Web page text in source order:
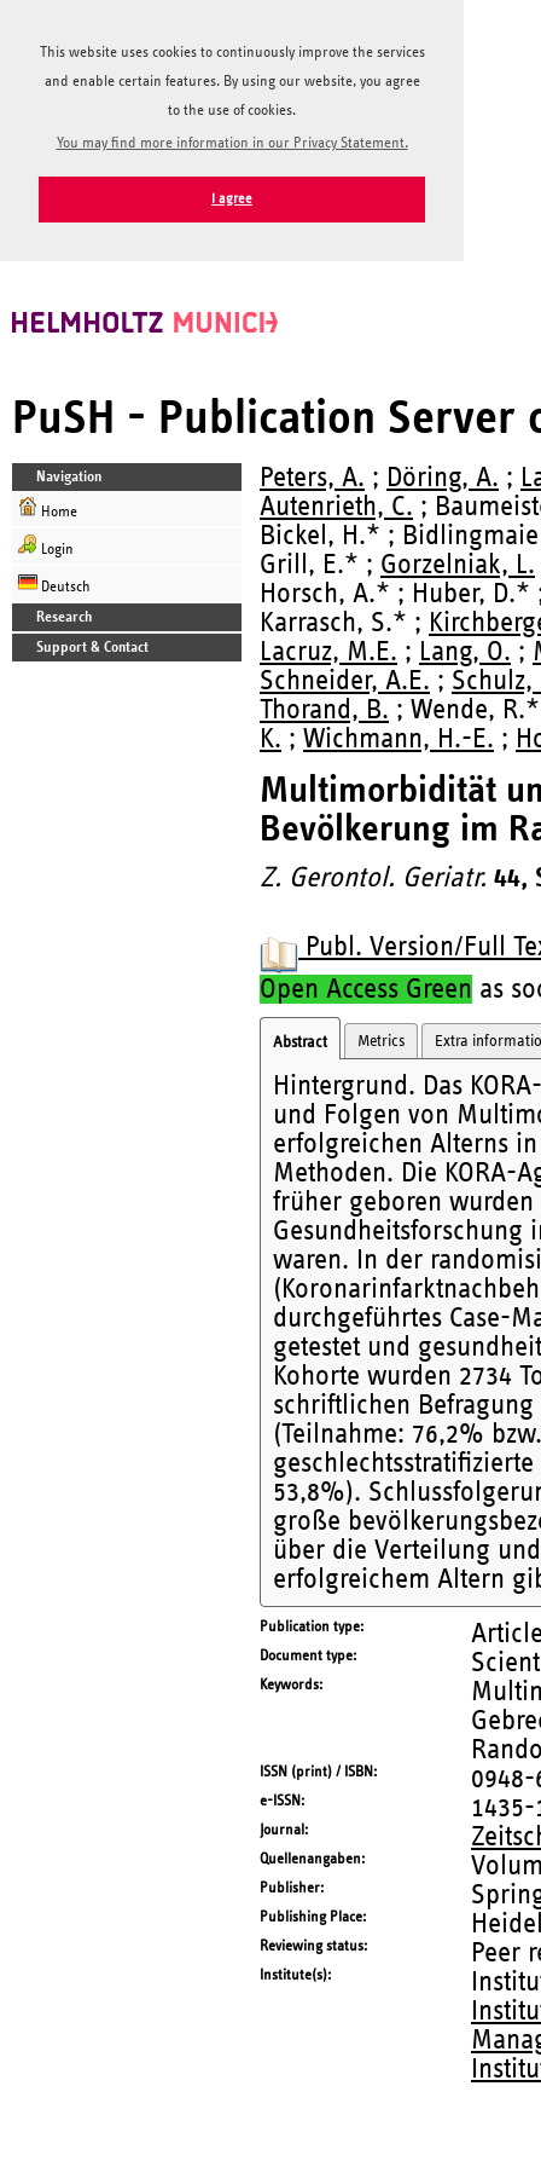
This website uses cookies to continuously improve the services
and enable certain features. By using our website, you agree
to the use of cookies.
You may find more information in our Privacy Statement.
I agree
PuSH - Publication Server
Navigation
Home
Login
Deutsch
Research
Support & Contact
Peters, A. ; Döring, A. ;
Autenrieth, C. ;
Bickel, H.* ;
Grill, E.* ; Gorzelniak, L.
Horsch, A.* ; Huber, D.*
Karrasch, S.* ;
Lacruz, M.E. ; Lang, O. ;
Schneider, A.E. ; Schulz,
Thorand, B. ; Wende,
K. ; Wichmann, H.-E. ;
Multimorbidität
Bevölkerung im
Z. Gerontol. Geriatr. 44,
Publ. Version/Full
Open Access Green as
Abstract Metrics Extra
Hintergrund. Das
und Folgen von
erfolgreichen Alterns
Methoden. Die KORA-
früher geboren wurden
Gesundheitsforschung
waren. In der
durchgeführtes Case-
getestet und
Kohorte wurden 2734
schriftlichen
(Teilnahme: 76,2%
53,8%).
große
über die Verteilung
erfolgreichem Altern
Publication type
Document type
Keywords
ISSN (print) / ISBN 0948-
e-ISSN 1435-
Journal
Quellenangaben
Publisher
Publishing Place
Reviewing status Peer
Institute(s)